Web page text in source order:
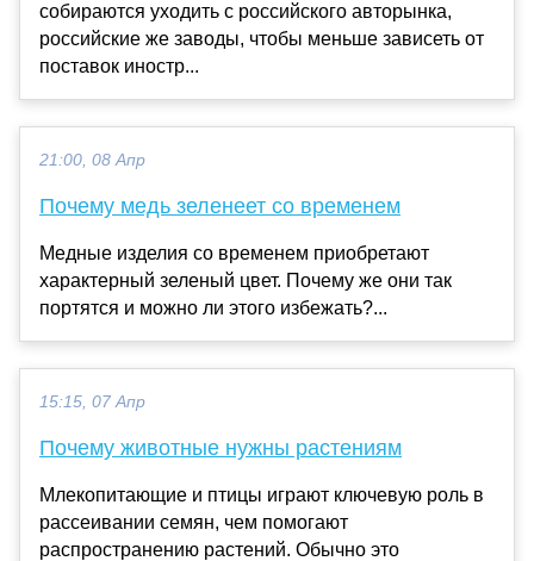
собираются уходить с российского авторынка,
российские же заводы, чтобы меньше зависеть от
поставок иностр...
21:00, 08 Апр
Почему медь зеленеет со временем
Медные изделия со временем приобретают
характерный зеленый цвет. Почему же они так
портятся и можно ли этого избежать?...
15:15, 07 Апр
Почему животные нужны растениям
Млекопитающие и птицы играют ключевую роль в
рассеивании семян, чем помогают
распространению растений. Обычно это